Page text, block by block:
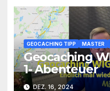
GEOCACHING TIPP MASTER
Geocaching
1- Abenteuer
DEZ. 16, 2024